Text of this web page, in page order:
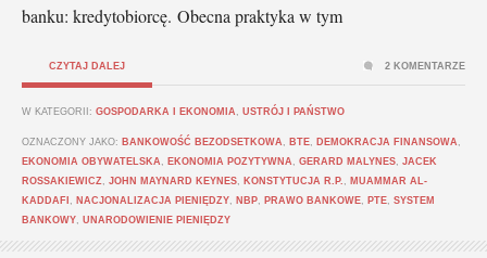
banku: kredytobiorcę. Obecna praktyka w tym
CZYTAJ DALEJ
W KATEGORII: GOSPODARKA I EKONOMIA USTRÓJ I PAŃSTWO
OZNACZONY JAKO: BANKOWOŚĆ BEZODSETKOWA BTE DEMOKRACJA FINANSOWA
EKONOMIA OBYWATELSKA
EKONOMIA POZYTYWNA GERARD MALYNES JACEK
ROSSAKIEWICZ
JOHN MAYNARD KEYNES KONSTYTUCJA R.P.
MUAMMAR AL-
KADDAFI
NACJONALIZACJA PIENIĘDZY NBP PRAWO BANKOWE PTE SYSTEM
BANKOWY UNARODOWIENIE PIENIĘDZY
2 KOMENTARZE